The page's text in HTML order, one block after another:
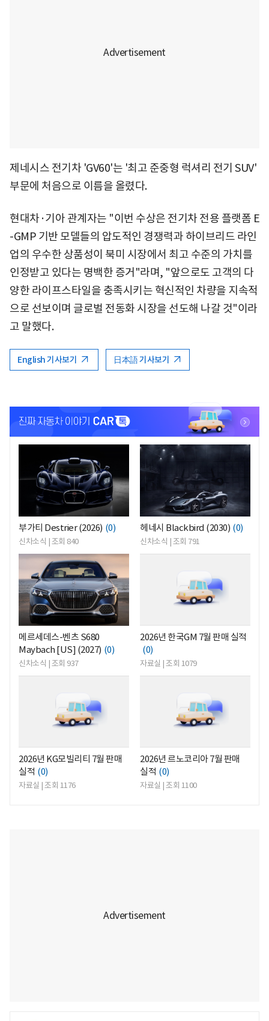
제네시스 전기차 'GV60'는 '최고 준중형 럭셔리 전기 SUV'
부문에 처음으로 이름을 올렸다.
현대차·기아 관계자는 "이번 수상은 전기차 전용 플랫폼 E
-GMP 기반 모델들의 압도적인 경쟁력과 하이브리드 라인
업의 우수한 상품성이 북미 시장에서 최고 수준의 가치를
인정받고 있다는 명백한 증거"라며, "앞으로도 고객의 다
양한 라이프스타일을 충족시키는 혁신적인 차량을 지속적
으로 선보이며 글로벌 전동화 시장을 선도해 나갈 것"이라
고 말했다.
English 기사보기 日本語 기사보기
부가티 Destrier (2026) (0)
신차소식 | 조회 840
<
헤네시 Blackbird (2030) (0)
신차소식 | 조회 791
<
메르세데스-벤츠 S680
Maybach [US] (2027) (0)
신차소식 | 조회 937
2026년 한국GM 7월 판매 실적
(0)
자료실 | 조회 1079
2026년 KG모빌리티 7월 판매
실적 (0)
자료실 | 조회 1176
2026년 르노코리아 7월 판매
실적 (0)
자료실 | 조회 1100